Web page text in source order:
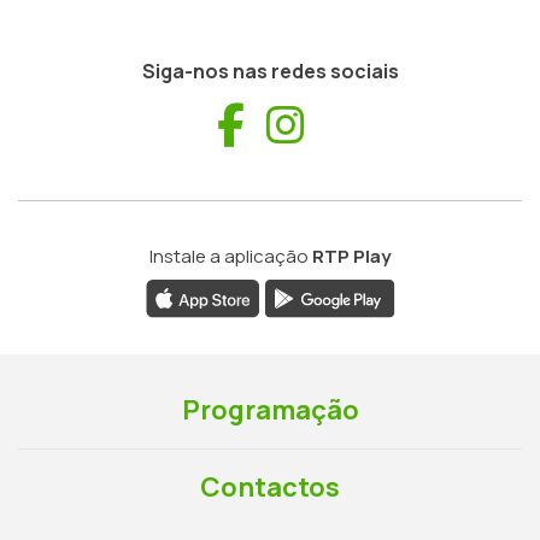
Siga-nos nas redes sociais
Facebook
Instale a aplicação RTP Play
Programação
Contactos